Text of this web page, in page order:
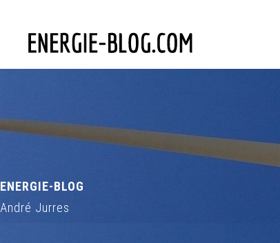
ENERGIE-BLOG
André Jurres